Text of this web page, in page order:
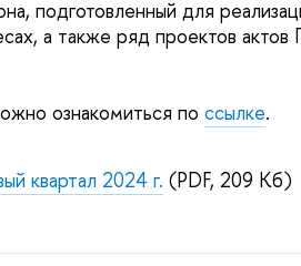
подготовленный для
а также ряд проектов актов
ознакомиться по ссылке.
квартал 2024 г. (PDF, 209 Кб)